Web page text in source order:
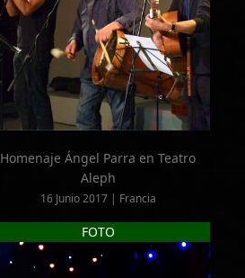
Homenaje Ángel Parra en Teatro
Aleph
16 Junio 2017 | Francia
FOTO